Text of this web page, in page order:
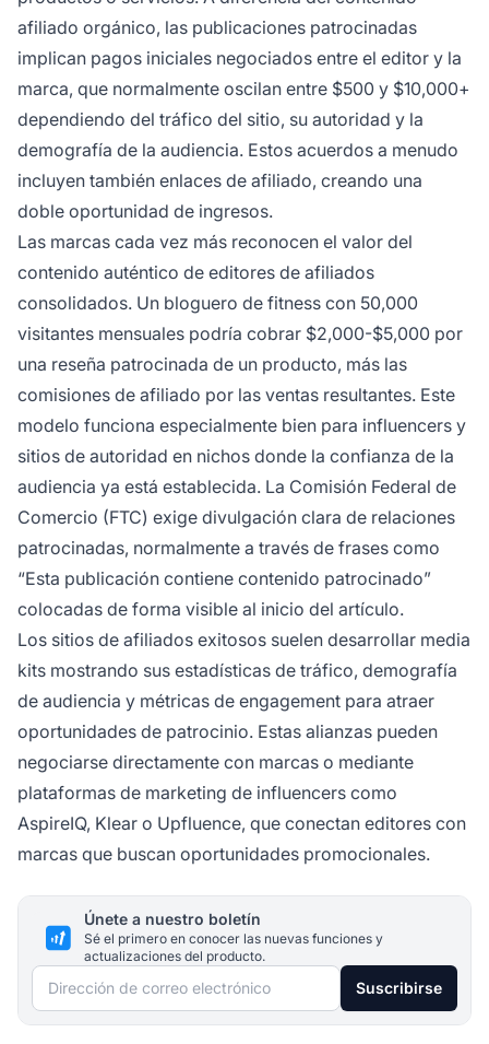
afiliado orgánico, las publicaciones patrocinadas
implican pagos iniciales negociados entre el editor y la
marca, que normalmente oscilan entre $500 y $10,000+
dependiendo del tráfico del sitio, su autoridad y la
demografía de la audiencia. Estos acuerdos a menudo
incluyen también enlaces de afiliado, creando una
doble oportunidad de ingresos.
Las marcas cada vez más reconocen el valor del
contenido auténtico de editores de afiliados
consolidados. Un bloguero de fitness con 50,000
visitantes mensuales podría cobrar $2,000-$5,000 por
una reseña patrocinada de un producto, más las
comisiones de afiliado por las ventas resultantes. Este
modelo funciona especialmente bien para influencers y
sitios de autoridad en nichos donde la confianza de la
audiencia ya está establecida. La Comisión Federal de
Comercio (FTC) exige divulgación clara de relaciones
patrocinadas, normalmente a través de frases como
“Esta publicación contiene contenido patrocinado”
colocadas de forma visible al inicio del artículo.
Los sitios de afiliados exitosos suelen desarrollar media
kits mostrando sus estadísticas de tráfico, demografía
de audiencia y métricas de engagement para atraer
oportunidades de patrocinio. Estas alianzas pueden
negociarse directamente con marcas o mediante
plataformas de marketing de influencers como
AspireIQ, Klear o Upfluence, que conectan editores con
marcas que buscan oportunidades promocionales.
Únete a nuestro boletín
Sé el primero en conocer las nuevas funciones y
actualizaciones del producto.
Dirección de correo electrónico Suscribirse